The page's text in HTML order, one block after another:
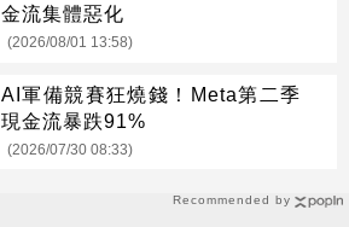
Recommended by
金流集體惡化
(2026/08/01 13:58)
AI軍備競賽狂燒錢！Meta第二季
現金流暴跌91%
(2026/07/30 08:33)